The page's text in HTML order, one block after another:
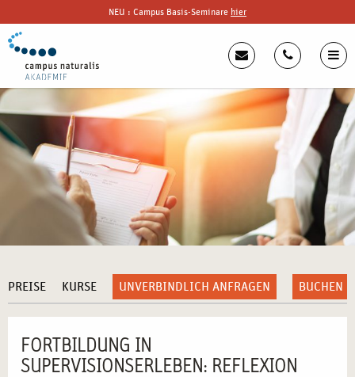
NEU : Campus Basis-Seminare hier
PREISE KURSE UNVERBINDLICH ANFRAGEN BUCHEN
FORTBILDUNG IN
SUPERVISIONSERLEBEN: REFLEXION